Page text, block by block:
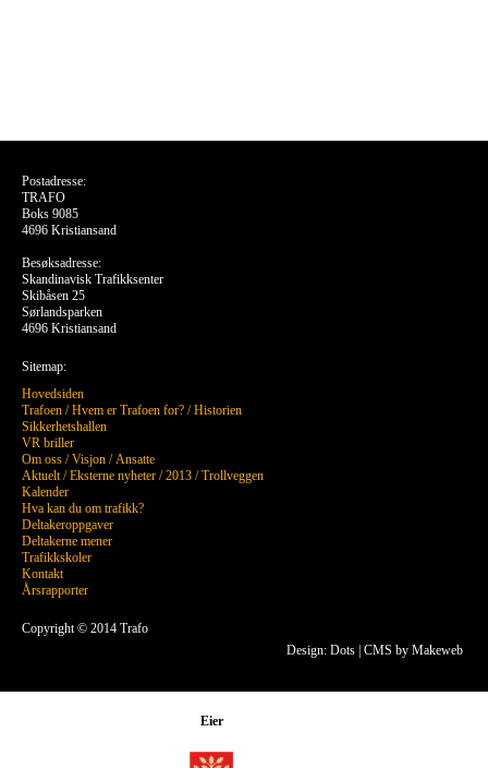
Design: Dots CMS by Makeweb
Postadresse:
TRAFO
Boks 9085
4696 Kristiansand
Besøksadresse:
Skandinavisk Trafikksenter
Skibåsen 25
Sørlandsparken
4696 Kristiansand
Sitemap:
Hovedsiden
Trafoen /Hvem er Trafoen for? /Historien
Sikkerhetshallen
VR briller
Om oss /Visjon /Ansatte
Aktuelt/Eksterne nyheter /2013 /Trollveggen
Kalender
Hva kan du om trafikk?
Deltakeroppgaver
Deltakerne mener
Trafikkskoler
Kontakt
Årsrapporter
Copyright © 2014 Trafo
Eier